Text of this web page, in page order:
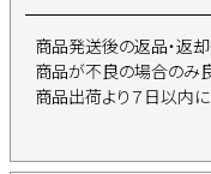
商品発送後の返品・返
商品が不良の場合のみ
商品出荷より７日以内に